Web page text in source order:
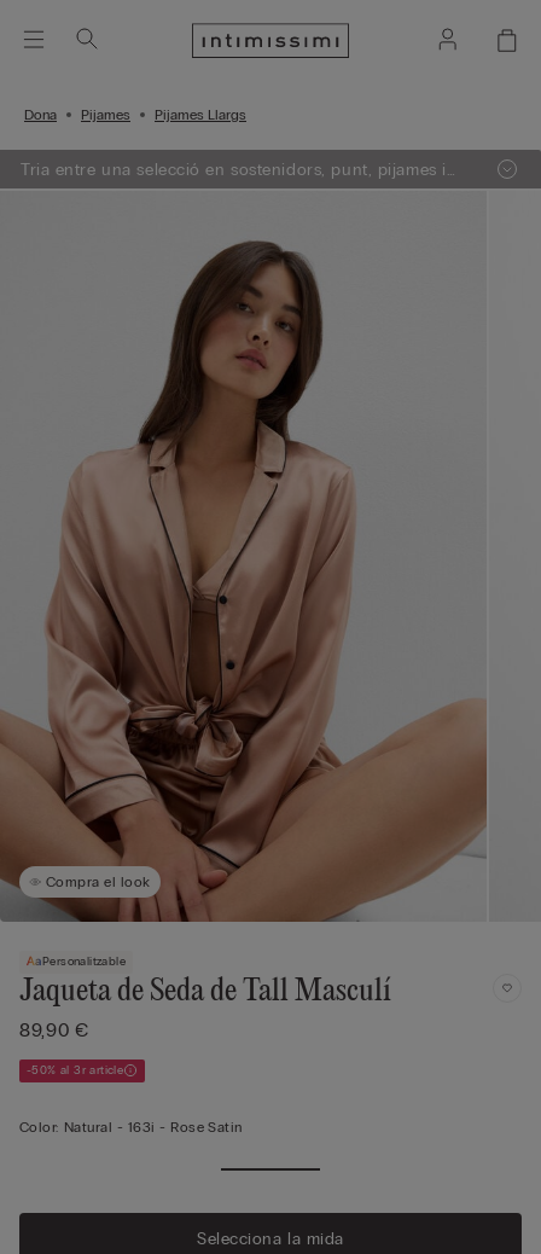
Dona Pijames Pijames Llargs
Tria entre una selecció en sostenidors, punt, pijames i
llenceria. Afegeix 3 articles a la teva cistella i obtén un
Compra el look
Personalitzable
Jaqueta de Seda de Tall Masculí
89,90 €
-50% al 3r article
Color: Natural - 163i - Rose Satin
Selecciona la mida